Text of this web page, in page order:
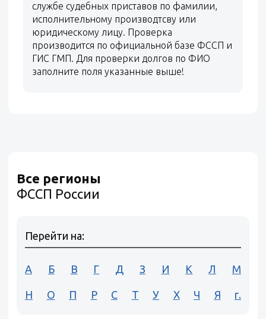
службе судебных приставов по фамилии,
исполнительному производтсву или
юридическому лицу. Проверка
производится по официальной базе ФССП и
ГИС ГМП. Для проверки долгов по ФИО
заполните поля указанные выше!
Все регионы
ФССП России
Перейти на:
А Б В Г Д З И К Л М
Н О П Р С Т У Х Ч Я г.